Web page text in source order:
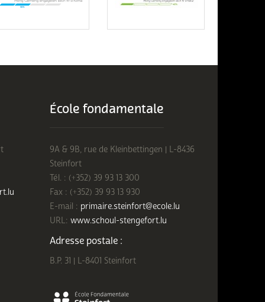
École fondamentale
9A & 9B, rue de Kleinbettingen | L-8436
Steinfort
Tél. : (+352) 39 93 13 300
Fax : (+352) 39 93 13 930
E-mail : primaire.steinfort@ecole.lu
URL: www.schoul-stengefort.lu
Adresse postale :
B.P. 31 | L-8401 Steinfort